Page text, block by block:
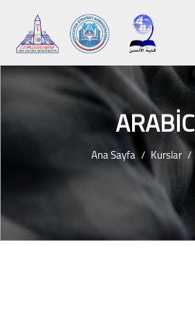
ARABIC
Ana Sayfa Kurslar